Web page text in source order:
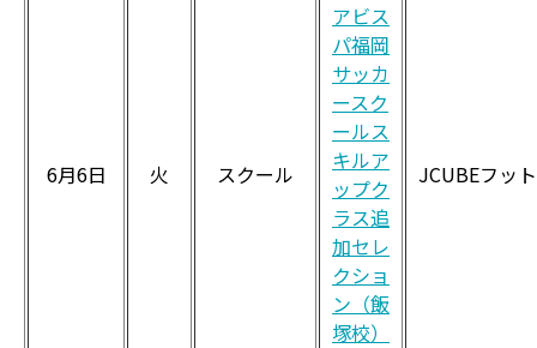
6月6日 火 スクール
アビス
パ福岡
サッカ
ースク
ールス
キルア
ップク
ラス追
加セレ
クショ
ン（飯
塚校）
JCUBEフッ